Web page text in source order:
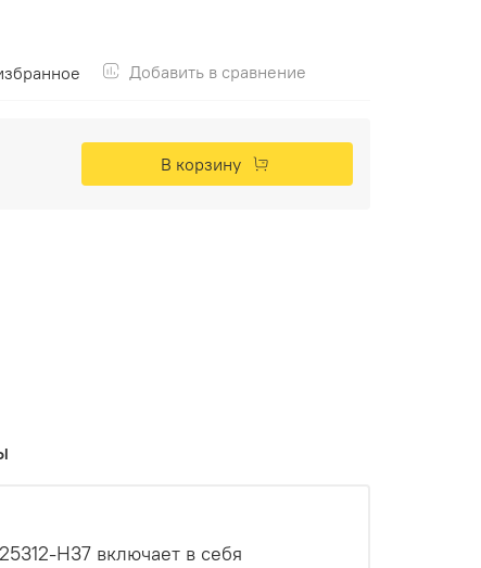
Добавить в сравнение
В корзину
H37 включает в себя